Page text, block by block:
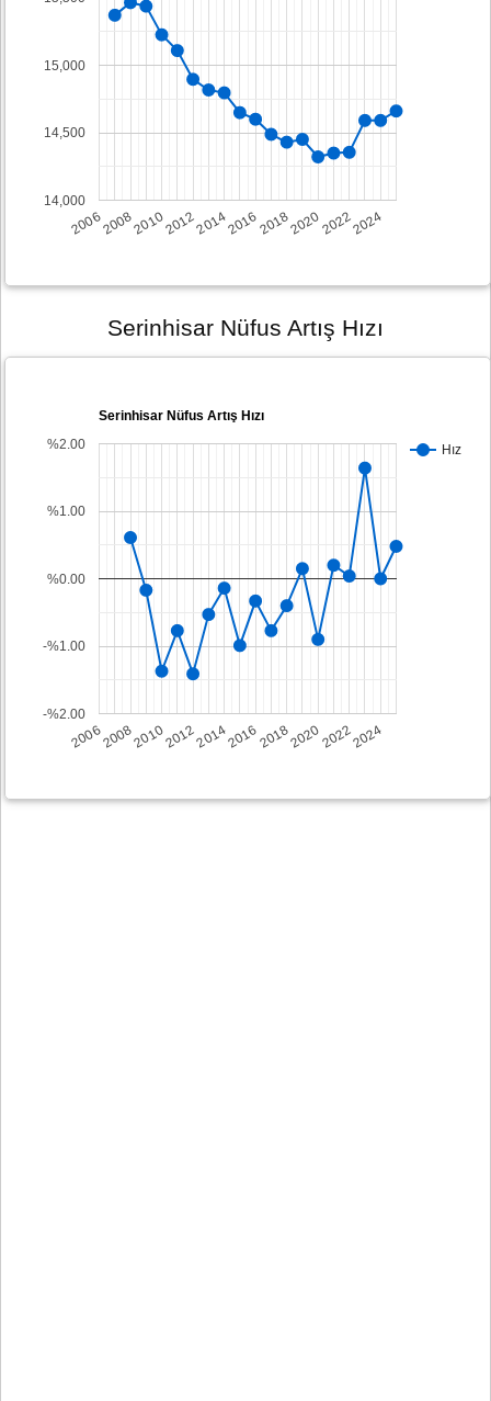
2006200820102012201420162018202020222024
14,000
14,500
15,000
Serinhisar Nüfus Artış Hızı
Serinhisar Nüfus Artış Hızı
Hız
2006200820102012201420162018202020222024
-%2.00
-%1.00
%0.00
%1.00
%2.00